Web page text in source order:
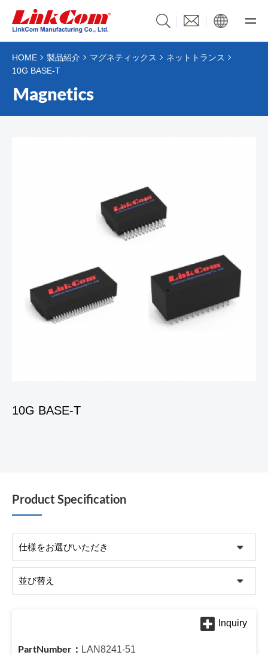
HOME 製品紹介 マグネティックス
ネットトランス
10G BASE-T
10G BASE-T
Product Specification
LAN8241-51